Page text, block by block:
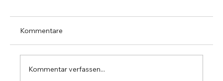
Kommentare
Kommentar verfassen...